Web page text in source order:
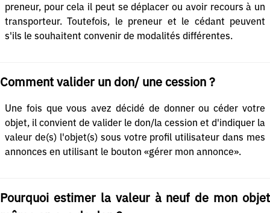
preneur, pour cela il peut se déplacer ou avoir recours à un
transporteur. Toutefois, le preneur et le cédant peuvent
s'ils le souhaitent convenir de modalités différentes.
Comment valider un don/ une cession ?
Une fois que vous avez décidé de donner ou céder votre
objet, il convient de valider le don/la cession et d'indiquer la
valeur de(s) l'objet(s) sous votre profil utilisateur dans mes
annonces en utilisant le bouton «gérer mon annonce».
Pourquoi estimer la valeur à neuf de mon objet